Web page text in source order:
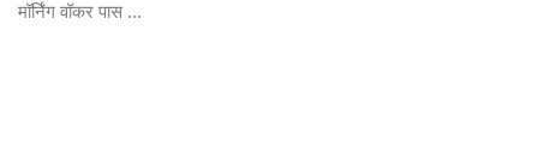
मॉर्निंग वॉकर पास ...